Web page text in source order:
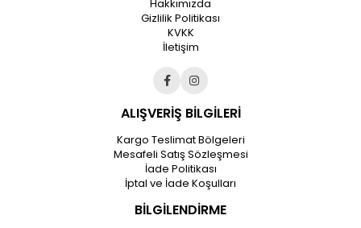
Hakkımızda
Gizlilik Politikası
KVKK
İletişim
ALIŞVERİŞ BİLGİLERİ
Kargo Teslimat Bölgeleri
Mesafeli Satış Sözleşmesi
İade Politikası
İptal ve İade Koşulları
BİLGİLENDİRME